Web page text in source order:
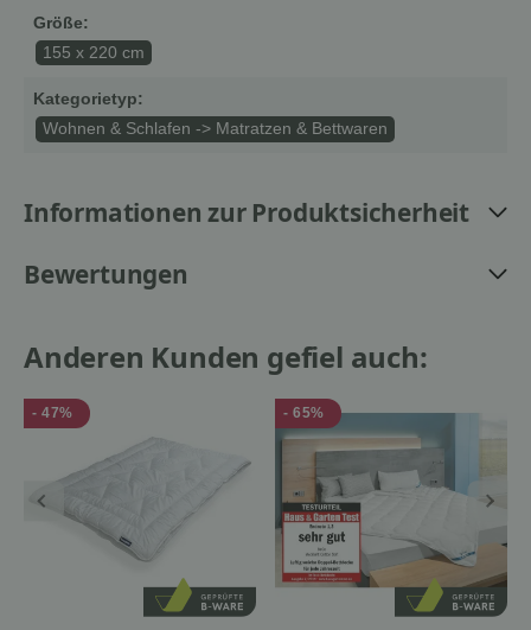
Größe:
155 x 220 cm
Kategorietyp:
Wohnen & Schlafen -> Matratzen & Bettwaren
Informationen zur Produktsicherheit
Bewertungen
Anderen Kunden gefiel auch:
- 47% - 65%